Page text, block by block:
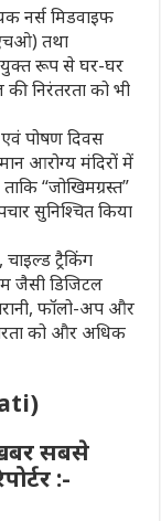
नर्स मिडवाइफ
तथा
रूप से घर-घर
निरंतरता को भी
एवं पोषण दिवस
आरोग्य मंदिरों में
“जोखिमग्रस्त”
सुनिश्चित किया
ट्रैकिंग
जैसी डिजिटल
फॉलो-अप और
को और अधिक
सबसे
:-